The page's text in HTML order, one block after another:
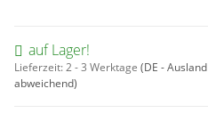
auf Lager!
Lieferzeit:2 - 3 Werktage (DE - Ausland
abweichend)